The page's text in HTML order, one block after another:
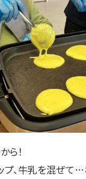
ら！
、牛乳を混ぜて…